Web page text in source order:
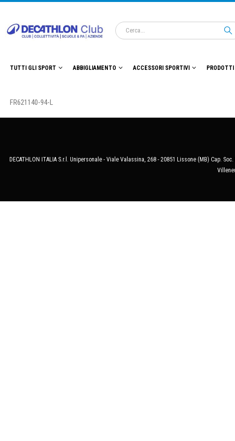
TUTTI GLI SPORT ABBIGLIAMENTO ACCESSORI SPORTIVI
FR621140-94-L
DECATHLON ITALIA S.r.l. Unipersonale - Viale Valassina, 268 - 20851 Lissone (MB) Cap.